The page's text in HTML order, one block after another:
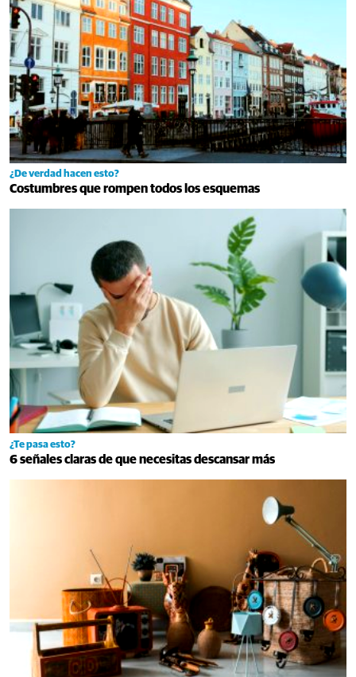
¿De verdad hacen esto?
Costumbres que rompen todos los esquemas
¿Te pasa esto?
6 señales claras de que necesitas descansar más